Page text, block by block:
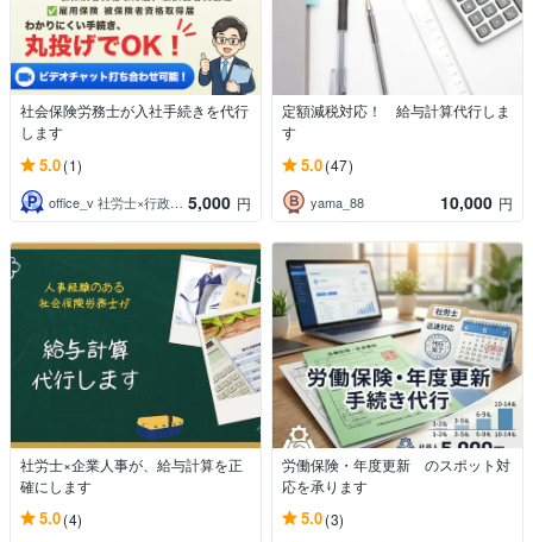
社会保険労務士が入社手続きを代行
します
5.0(1)
office_v 社労士×行政書士×AI 5,000 円
定額減税対応！ 給与計算代行しま
す
5.0(47)
yama_88 10,000 円
社労士×企業人事が、給与計算を正
確にします
5.0(4)
労働保険・年度更新 のスポット対
応を承ります
5.0(3)